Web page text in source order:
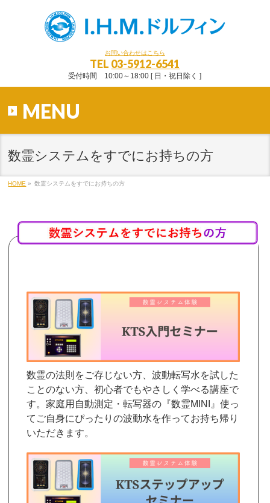
お問い合わせはこちら
TEL 03-5912-6541
受付時間 10:00～18:00 [ 日・祝日除く ]
MENU
数霊システムをすでにお持ちの方
HOME » 数霊システムをすでにお持ちの方
数霊の法則をご存じない方、波動転写水を試した
ことのない方、初心者でもやさしく学べる講座で
す。家庭用自動測定・転写器の『数霊MINI』使っ
てご自身にぴったりの波動水を作ってお持ち帰り
いただきます。